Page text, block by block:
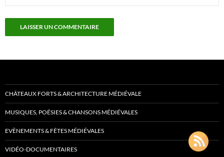
CHÂTEAUX FORTS & ARCHITECTURE MÉDIÉVALE
MUSIQUES, POÉSIES & CHANSONS MÉDIÉVALES
EVÈNEMENTS & FÊTES MÉDIÉVALES
VIDÉO-DOCUMENTAIRES